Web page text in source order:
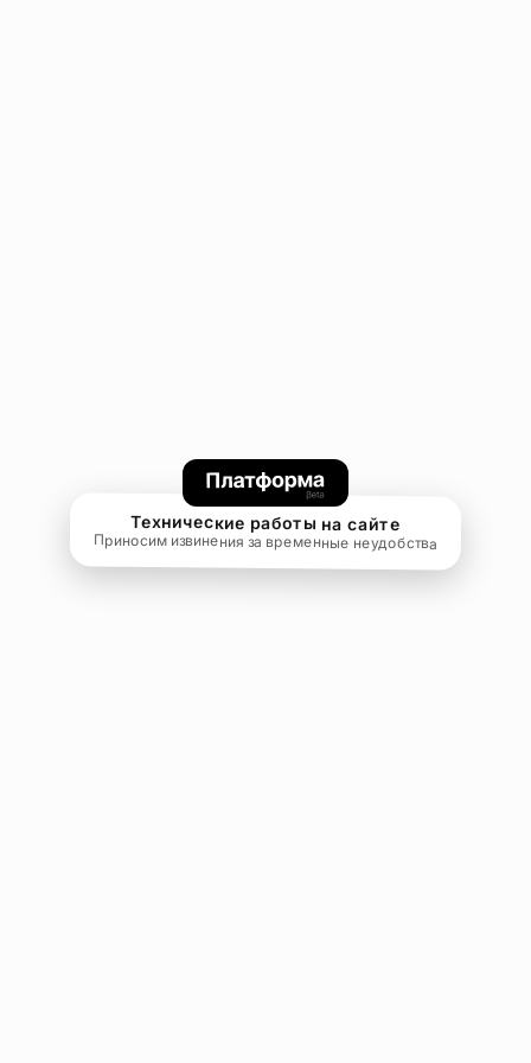
Технические работы на сайте
Приносим извинения за временные неудобства